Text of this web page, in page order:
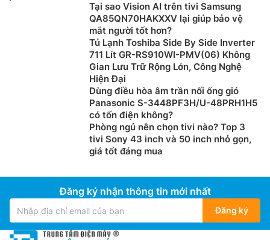
Tại sao Vision AI trên tivi Samsung
QA85QN70HAKXXV lại giúp bảo vệ
mắt người tốt hơn?
Tủ Lạnh Toshiba Side By Side Inverter
711 Lít GR-RS910WI-PMV(06) Không
Gian Lưu Trữ Rộng Lớn, Công Nghệ
Hiện Đại
Dùng điều hòa âm trần nối ống gió
Panasonic S-3448PF3H/U-48PRH1H5
có tốn điện không?
Phòng ngủ nên chọn tivi nào? Top 3
tivi Sony 43 inch và 50 inch nhỏ gọn,
giá tốt đáng mua
Đăng ký nhận thông tin mới nhất
Đăng ký